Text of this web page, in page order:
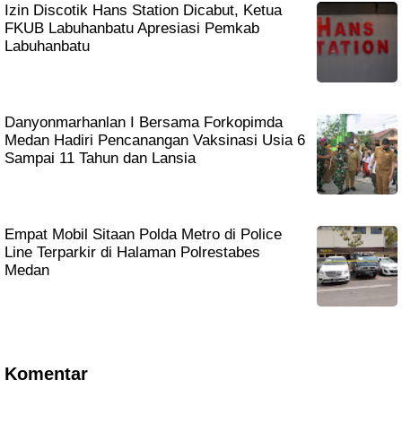
Izin Discotik Hans Station Dicabut, Ketua
FKUB Labuhanbatu Apresiasi Pemkab
Labuhanbatu
Danyonmarhanlan I Bersama Forkopimda
Medan Hadiri Pencanangan Vaksinasi Usia 6
Sampai 11 Tahun dan Lansia
Empat Mobil Sitaan Polda Metro di Police
Line Terparkir di Halaman Polrestabes
Medan
Komentar